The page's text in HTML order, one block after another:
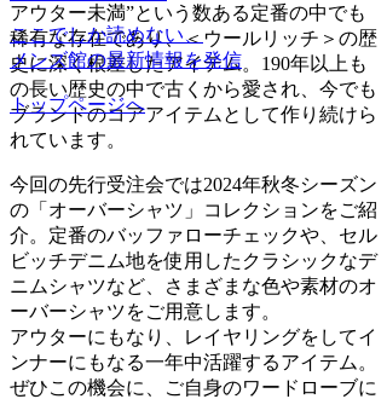
アウター未満”という数ある定番の中でも
稀有な存在であり、＜ウールリッチ＞の歴
史に深く根差したアイテム。190年以上も
の長い歴史の中で古くから愛され、今でも
ブランドのコアアイテムとして作り続けら
れています。
今回の先行受注会では2024年秋冬シーズン
の「オーバーシャツ」コレクションをご紹
介。定番のバッファローチェックや、セル
ビッチデニム地を使用したクラシックなデ
ニムシャツなど、さまざまな色や素材のオ
ーバーシャツをご用意します。
アウターにもなり、レイヤリングをしてイ
ンナーにもなる一年中活躍するアイテム。
ぜひこの機会に、ご自身のワードローブに
ここでしか読めない、
メンズ館の最新情報を発信
トップページへ